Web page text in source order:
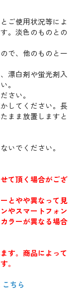
ご使用状況等によ
。淡色のものとの
で、他のものと一
漂白剤や蛍光剤入
。
さい。
してください。長
まま放置しますと
いでください。
て頂く場合がござ
とやや異なって見
やスマートフォン
ラーが異なる場合
す。商品によって
。
こちら